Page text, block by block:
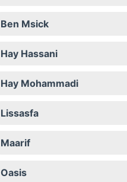
Ben Msick
Hay Hassani
Hay Mohammadi
Lissasfa
Maarif
Oasis